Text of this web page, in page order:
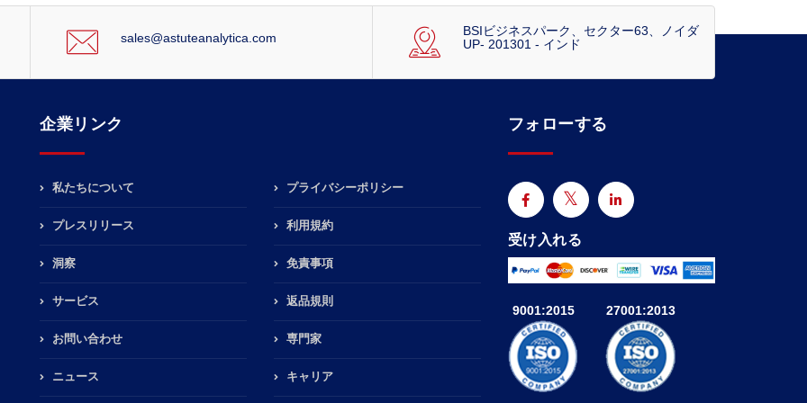
sales@astuteanalytica.com
BSIビジネスパーク、セクター63、ノイダ
UP- 201301 - インド
企業リンク
私たちについて
プレスリリース
洞察
サービス
お問い合わせ
ニュース
プライバシーポリシー
利用規約
免責事項
返品規則
専門家
キャリア
フォローする
受け入れる
9001:2015 27001:2013